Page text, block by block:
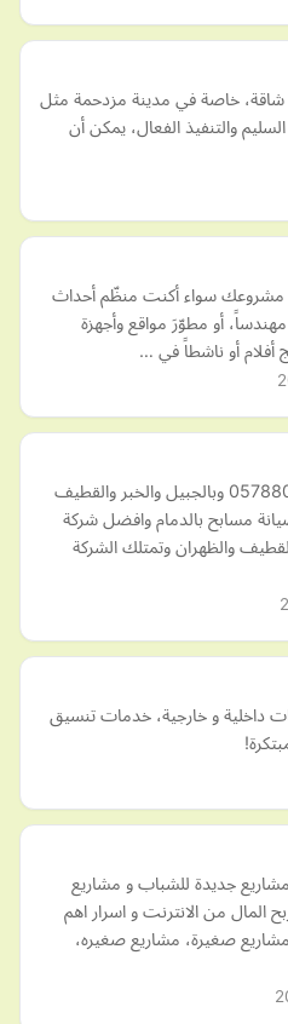
شاقة، خاصة في مدينة مزدحمة مثل
والتنفيذ الفعال، يمكن أن
مشروعك سواء أكنت منظّم أحداث
مهندساً، أو مطوّرَ مواقع وأجهزة
أفلام أو ناشطاً في …
شركة نقل عفش بالدمام 0578802724 وبالجبيل والخبر والقطيف
مسابح بالدمام وافضل شركة
والظهران وتمتلك الشركة
داخلية و خارجية، خدمات تنسيق
جديدة للشباب و مشاريع
من الانترنت و اسرار اهم
صغيرة، مشاريع صغيره،